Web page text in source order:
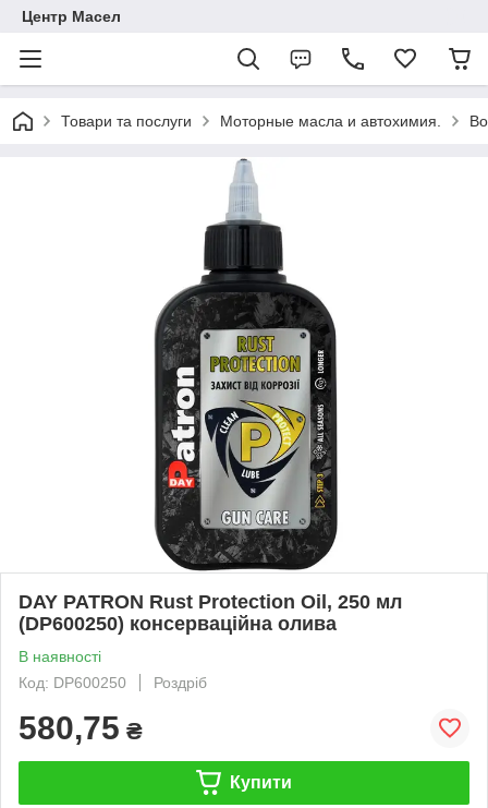
Центр Масел
Товари та послуги Моторные масла и автохимия.
DAY PATRON Rust Protection Oil, 250 мл
(DP600250) консерваційна олива
В наявності
Код: DP600250
Роздріб
580,75 ₴
Купити